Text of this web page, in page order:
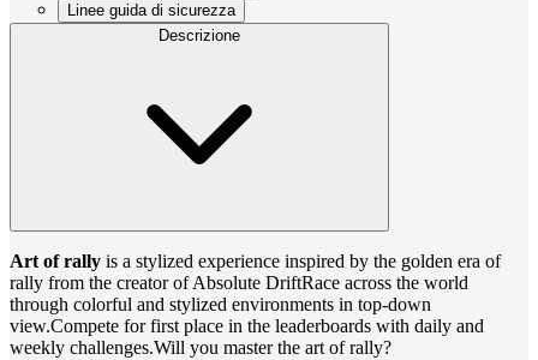
Linee guida di sicurezza
Descrizione
Art of rally is a stylized experience inspired by the golden era of
rally from the creator of Absolute DriftRace across the world
through colorful and stylized environments in top-down
view.Compete for first place in the leaderboards with daily and
weekly challenges.Will you master the art of rally?